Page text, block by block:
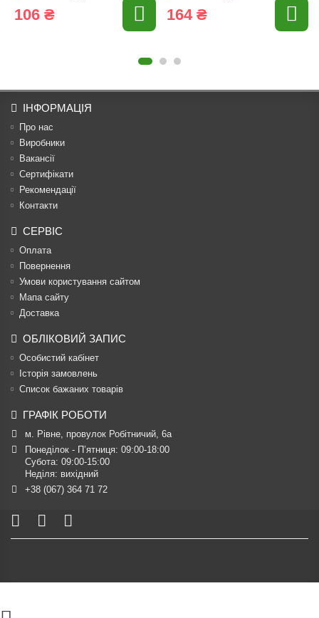
106 ₴ 164 ₴
ІНФОРМАЦІЯ
Про нас
Виробники
Вакансії
Сертифікати
Рекомендації
Контакти
СЕРВІС
Оплата
Повернення
Умови користування сайтом
Мапа сайту
Доставка
ОБЛІКОВИЙ ЗАПИС
Особистий кабінет
Історія замовлень
Список бажаних товарів
ГРАФІК РОБОТИ
м. Рівне, провулок Робітничий, 6а
Понеділок - П’ятниця: 09:00-18:00
Субота: 09:00-15:00
Неділя: вихідний
+38 (067) 364 71 72